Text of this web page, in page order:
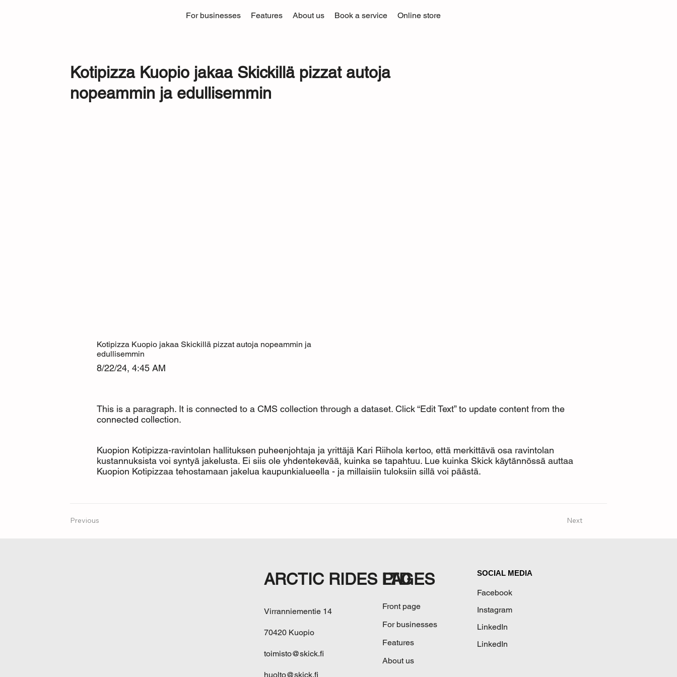
For businesses Features About us Book a service Online store
Kotipizza Kuopio jakaa Skickillä pizzat autoja
nopeammin ja edullisemmin
Kotipizza Kuopio jakaa Skickillä pizzat autoja nopeammin ja
edullisemmin
8/22/24, 4:45 AM
This is a paragraph. It is connected to a CMS collection through a dataset. Click “Edit Text” to update content from the
connected collection.
Kuopion Kotipizza-ravintolan hallituksen puheenjohtaja ja yrittäjä Kari Riihola kertoo, että merkittävä osa ravintolan
kustannuksista voi syntyä jakelusta. Ei siis ole yhdentekevää, kuinka se tapahtuu. Lue kuinka Skick käytännössä auttaa
Kuopion Kotipizzaa tehostamaan jakelua kaupunkialueella - ja millaisiin tuloksiin sillä voi päästä.
Previous Next
ARCTIC RIDES LTD
Virranniementie 14
70420 Kuopio
toimisto@skick.fi
huolto@skick.fi
PAGES
Front page
For businesses
Features
About us
SOCIAL MEDIA
Facebook
Instagram
LinkedIn
LinkedIn